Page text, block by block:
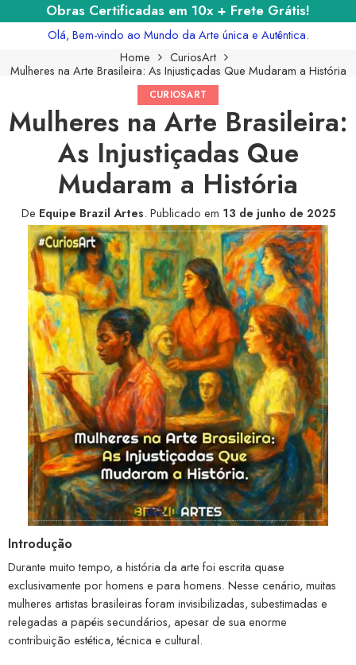
Obras Certificadas em 10x + Frete Grátis!
Olá, Bem-vindo ao Mundo da Arte única e Autêntica.
Home
CuriosArt
Mulheres na Arte Brasileira: As Injustiçadas Que Mudaram a História
CURIOSART
Mulheres na Arte Brasileira:
As Injustiçadas Que
Mudaram a História
De Equipe Brazil Artes. Publicado em 13 de junho de 2025
Introdução
Durante muito tempo, a história da arte foi escrita quase
exclusivamente por homens e para homens. Nesse cenário, muitas
mulheres artistas brasileiras foram invisibilizadas, subestimadas e
relegadas a papéis secundários, apesar de sua enorme
contribuição estética, técnica e cultural.